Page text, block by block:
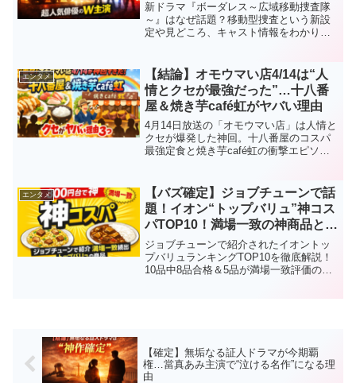
新ドラマ『ボーダレス～広域移動捜査隊
～』はなぜ話題？移動型捜査という新設
定や見どころ、キャスト情報をわかりや
エンタメ
【結論】オモウマい店4/14は“人
情とクセが最強だった”…十八番
屋＆焼き芋café虹がヤバい理由
4月14日放送の「オモウマい店」は人情と
クセが爆発した神回。十八番屋のコスパ
最強定食と焼き芋café虹の衝撃エピソー
エンタメ
【バズ確定】ジョブチューンで話
題！イオン“トップバリュ”神コス
パTOP10！満場一致の神商品と
は？
ジョブチューンで紹介されたイオントッ
プバリュランキングTOP10を徹底解説！
10品中8品合格＆5品が満場一致評価の神
【確定】無垢なる証人ドラマが今期覇
権…當真あみ主演で“泣ける名作”になる理
由